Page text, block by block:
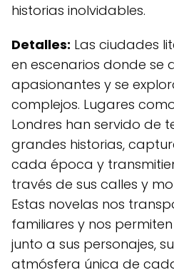
historias inolvidables.
Detalles: Las ciudades
en escenarios donde se
apasionantes y se
complejos. Lugares
Londres han servido de
grandes historias,
cada época y
través de sus calles y
Estas novelas nos
familiares y nos
junto a sus personajes,
atmósfera única de